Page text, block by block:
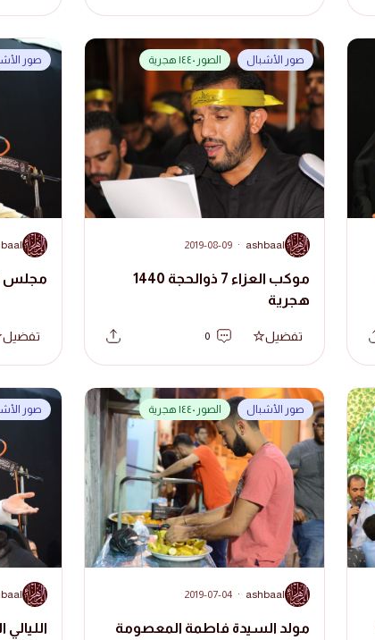
صور الأشبال الصور ١٤٤٠ هجرية
A
ashbaal
·
2019-08-09
موكب العزاء 7 ذوالحجة 1440
هجرية
تفضيل 0
صور
A
مجلس 29 ذوالقعدة 1440 هجرية
تفضيل
صور الأشبال الصور ١٤٤٠ هجرية
A
ashbaal
·
2019-07-04
مولد السيدة فاطمة المعصومة
صور
A